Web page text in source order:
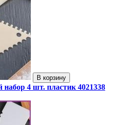
В корзину
4 шт. пластик 4021338